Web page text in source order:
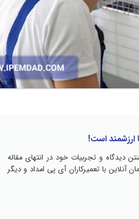
ارزشمند است!
دیدگاه و تجربیات خود در انتهای مقاله
آنلاین با تعمیرکاران آی پی امداد و دیگر